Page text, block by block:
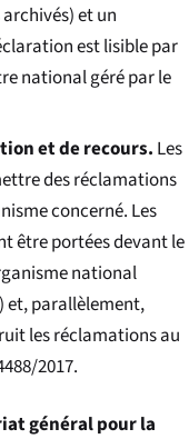
et un
est lisible par
national géré par le
et de recours. Les
des réclamations
concerné. Les
être portées devant le
national
et, parallèlement,
les réclamations au
2017.
général pour la